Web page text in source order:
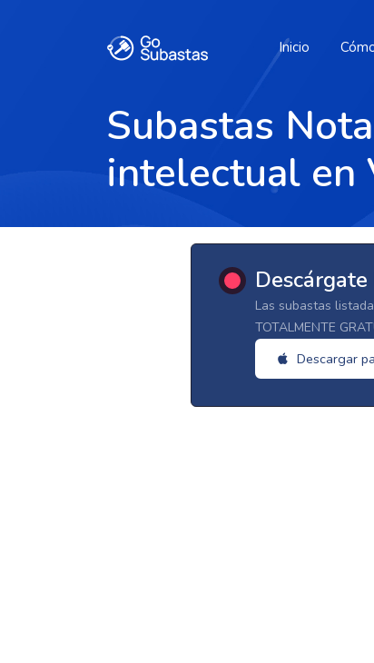
Inicio
Subastas
intelectual en
Las subastas
TOTALMENTE
Descargar